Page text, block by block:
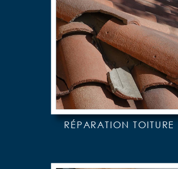
RÉPARATION TOITURE